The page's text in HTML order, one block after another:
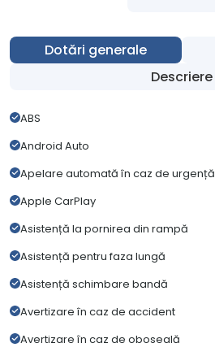
Dotări generale
Descriere
ABS
Android Auto
Apelare automată în caz de urgență
Apple CarPlay
Asistență la pornirea din rampă
Asistență pentru faza lungă
Asistență schimbare bandă
Avertizare în caz de accident
Avertizare în caz de oboseală